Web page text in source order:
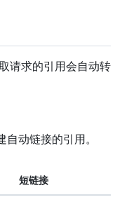
请求的引用会自动转
动链接的引用。
短链接